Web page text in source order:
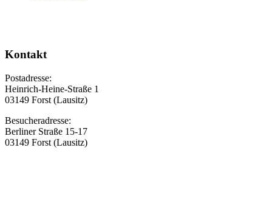
Kontakt
Postadresse:
Heinrich-Heine-Straße 1
03149 Forst (Lausitz)
Besucheradresse:
Berliner Straße 15-17
03149 Forst (Lausitz)